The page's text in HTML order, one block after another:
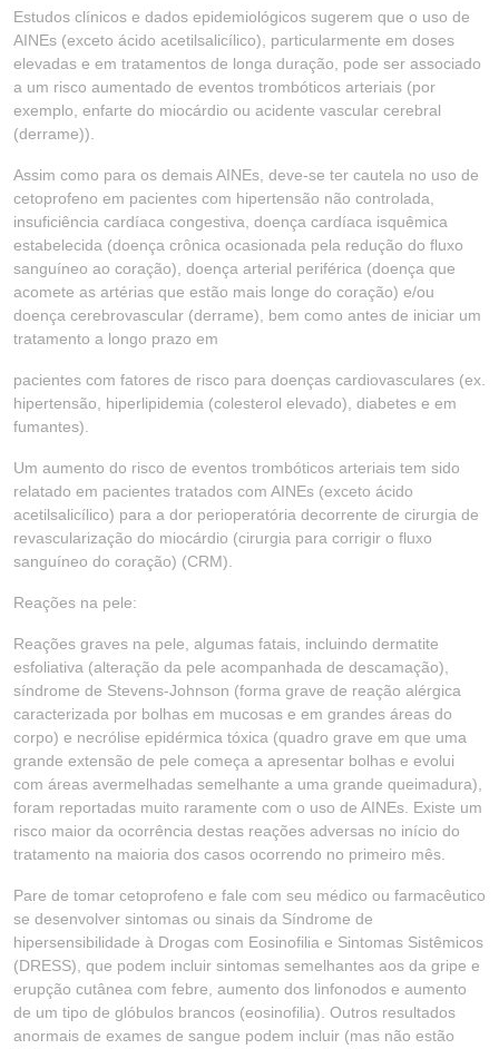
Estudos clínicos e dados epidemiológicos sugerem que o uso de
AINEs (exceto ácido acetilsalicílico), particularmente em doses
elevadas e em tratamentos de longa duração, pode ser associado
a um risco aumentado de eventos trombóticos arteriais (por
exemplo, enfarte do miocárdio ou acidente vascular cerebral
(derrame)).
Assim como para os demais AINEs, deve-se ter cautela no uso de
cetoprofeno em pacientes com hipertensão não controlada,
insuficiência cardíaca congestiva, doença cardíaca isquêmica
estabelecida (doença crônica ocasionada pela redução do fluxo
sanguíneo ao coração), doença arterial periférica (doença que
acomete as artérias que estão mais longe do coração) e/ou
doença cerebrovascular (derrame), bem como antes de iniciar um
tratamento a longo prazo em
pacientes com fatores de risco para doenças cardiovasculares (ex.
hipertensão, hiperlipidemia (colesterol elevado), diabetes e em
fumantes).
Um aumento do risco de eventos trombóticos arteriais tem sido
relatado em pacientes tratados com AINEs (exceto ácido
acetilsalicílico) para a dor perioperatória decorrente de cirurgia de
revascularização do miocárdio (cirurgia para corrigir o fluxo
sanguíneo do coração) (CRM).
Reações na pele:
Reações graves na pele, algumas fatais, incluindo dermatite
esfoliativa (alteração da pele acompanhada de descamação),
síndrome de Stevens-Johnson (forma grave de reação alérgica
caracterizada por bolhas em mucosas e em grandes áreas do
corpo) e necrólise epidérmica tóxica (quadro grave em que uma
grande extensão de pele começa a apresentar bolhas e evolui
com áreas avermelhadas semelhante a uma grande queimadura),
foram reportadas muito raramente com o uso de AINEs. Existe um
risco maior da ocorrência destas reações adversas no início do
tratamento na maioria dos casos ocorrendo no primeiro mês.
Pare de tomar cetoprofeno e fale com seu médico ou farmacêutico
se desenvolver sintomas ou sinais da Síndrome de
hipersensibilidade à Drogas com Eosinofilia e Sintomas Sistêmicos
(DRESS), que podem incluir sintomas semelhantes aos da gripe e
erupção cutânea com febre, aumento dos linfonodos e aumento
de um tipo de glóbulos brancos (eosinofilia). Outros resultados
anormais de exames de sangue podem incluir (mas não estão